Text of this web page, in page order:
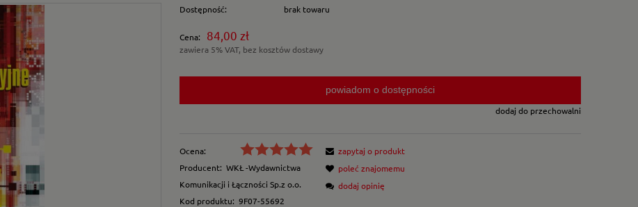
Dostępność: brak towaru
Cena: 84,00 zł
zawiera 5% VAT, bez kosztów dostawy
powiadom o dostępności
dodaj do przechowalni
Ocena:
Producent: WKŁ -Wydawnictwa
Komunikacji i Łączności Sp.z o.o.
Kod produktu: 9F07-55692
zapytaj o produkt
poleć znajomemu
dodaj opinię